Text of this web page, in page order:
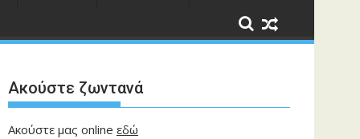
Ακούστε ζωντανά
Ακούστε μας online εδώ